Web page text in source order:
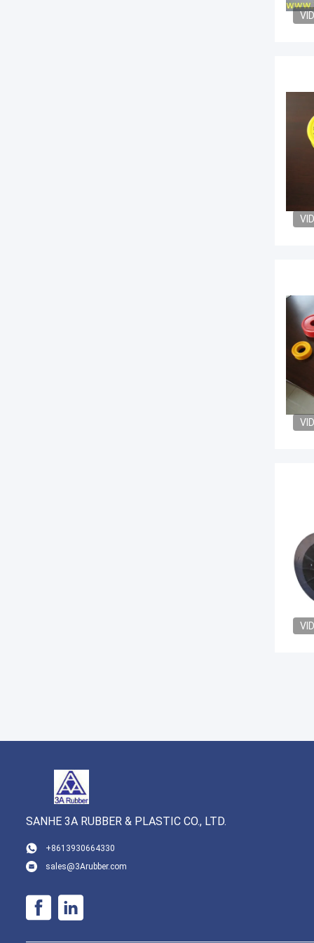
SANHE 3A RUBBER & PLASTIC CO., LTD.
+8613930664330
sales@3Arubber.com